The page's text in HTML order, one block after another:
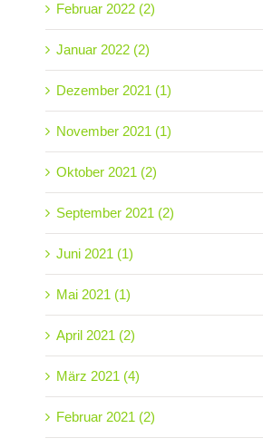
Februar 2022 (2)
Januar 2022 (2)
Dezember 2021 (1)
November 2021 (1)
Oktober 2021 (2)
September 2021 (2)
Juni 2021 (1)
Mai 2021 (1)
April 2021 (2)
März 2021 (4)
Februar 2021 (2)